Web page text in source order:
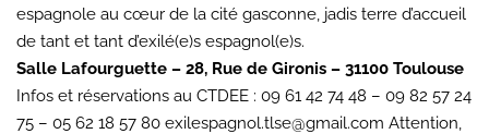
espagnole au cœur de la cité gasconne, jadis terre d’accueil
de tant et tant d’exilé(e)s espagnol(e)s.
Salle Lafourguette – 28, Rue de Gironis – 31100 Toulouse
Infos et réservations au CTDEE : 09 61 42 74 48 – 09 82 57 24
75 – 05 62 18 57 80 exilespagnol.tlse@gmail.com Attention,